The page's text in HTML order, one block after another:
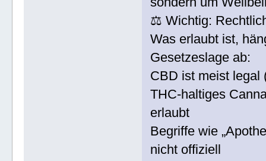
⚖️ Wichtig:
Was erlaubt ist,
Gesetzeslage ab:
CBD ist meist legal
THC-haltiges
erlaubt
Begriffe wie
nicht offiziell